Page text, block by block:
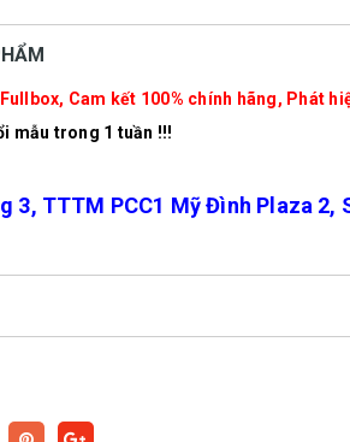
Cam kết 100% chính hãng, Phát
mẫu trong 1 tuần !!!
3, TTTM PCC1 Mỹ Đình Plaza 2,